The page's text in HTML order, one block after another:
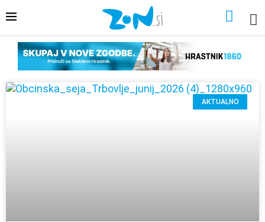
AKTUALNO